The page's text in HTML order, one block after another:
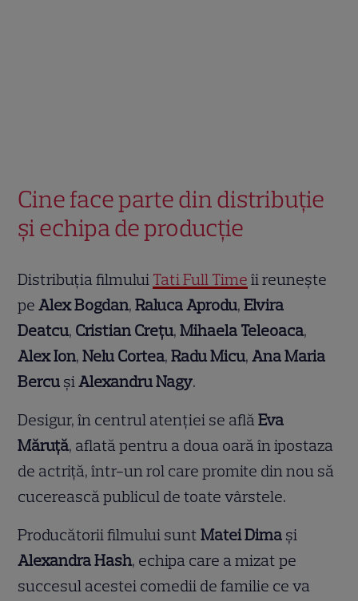
Cine face parte din distribuție
și echipa de producție
Distribuția filmului Tati Full Time îi reunește
peAlex Bogdan,Raluca Aprodu,Elvira
Deatcu, Cristian Crețu,Mihaela Teleoaca,
Alex Ion,Nelu Cortea,Radu Micu,Ana Maria
Bercu șiAlexandru Nagy.
Desigur, în centrul atenției se aflăEva
Măruță, aflată pentru a doua oară în ipostaza
de actriță, într-un rol care promite din nou să
cucerească publicul de toate vârstele.
Producătorii filmului suntMatei Dima și
Alexandra Hash, echipa care a mizat pe
succesul acestei comedii de familie ce va